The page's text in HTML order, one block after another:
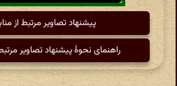
پیشنهاد تصاویر مرتبط از
راهنمای نحوهٔ پیشنهاد تصاویر